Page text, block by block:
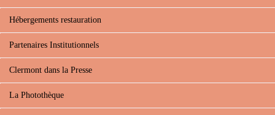
Hébergements restauration
Partenaires Institutionnels
Clermont dans la Presse
La Photothèque